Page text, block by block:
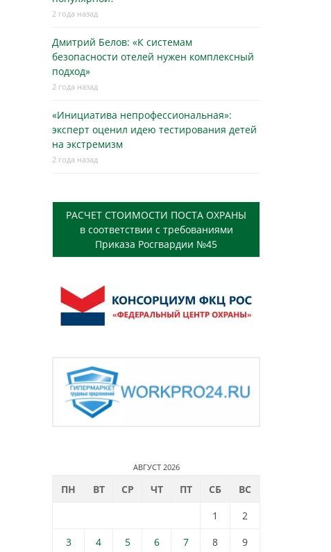
2 года назад
Дмитрий Белов: «К системам
безопасности отелей нужен комплексный
подход»
2 года назад
«Инициатива непрофессиональная»:
эксперт оценил идею тестирования детей
на экстремизм
2 года назад
РАСЧЕТ СТОИМОСТИ ПОСТА ОХРАНЫ
в соответствии с требованиями
Приказа Росгвардии №45
АВГУСТ 2026
ПН ВТ СР ЧТ ПТ СБ
ВС
1
2
3
4 5 6 7 8
9